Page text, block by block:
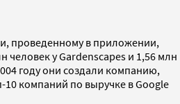
проведенному в приложении,
человек у Gardenscapes и 1,56 млн
году они создали компанию,
10 компаний по выручке в Google